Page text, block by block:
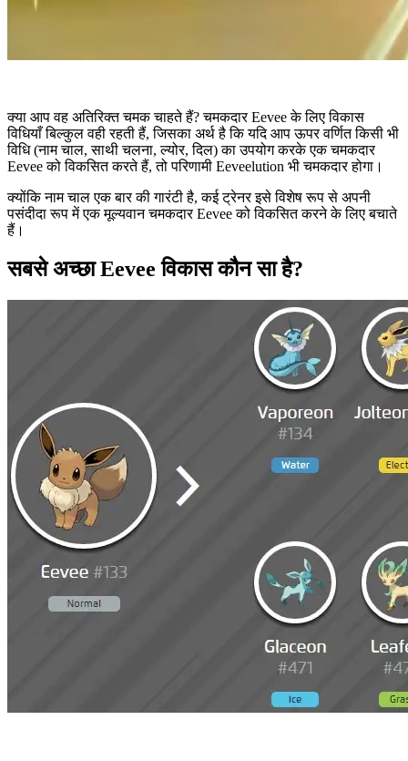
क्या आप वह अतिरिक्त चमक चाहते हैं? चमकदार Eevee के लिए विकास
विधियाँ बिल्कुल वही रहती हैं, जिसका अर्थ है कि यदि आप ऊपर वर्णित किसी भी
विधि (नाम चाल, साथी चलना, ल्योर, दिल) का उपयोग करके एक चमकदार
Eevee को विकसित करते हैं, तो परिणामी Eeveelution भी चमकदार होगा।
क्योंकि नाम चाल एक बार की गारंटी है, कई ट्रेनर इसे विशेष रूप से अपनी
पसंदीदा रूप में एक मूल्यवान चमकदार Eevee को विकसित करने के लिए बचाते
हैं।
सबसे अच्छा Eevee विकास कौन सा है?